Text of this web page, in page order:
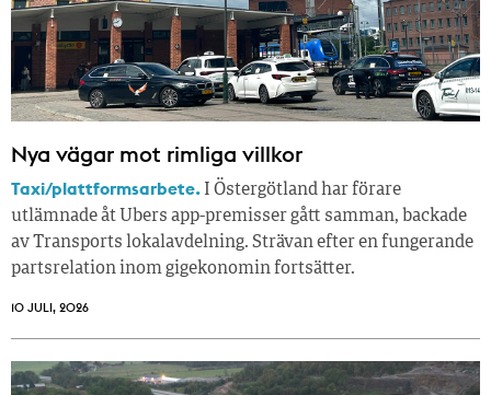
Nya vägar mot rimliga villkor
Taxi/plattformsarbete. I Östergötland har förare
utlämnade åt Ubers app-premisser gått samman, backade
av Transports lokalavdelning. Strävan efter en fungerande
partsrelation inom gigekonomin fortsätter.
10 JULI, 2026